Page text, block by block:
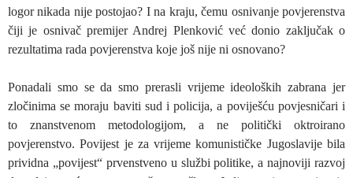
logor nikada nije postojao? I na kraju, čemu osnivanje povjerenstva
čiji je osnivač premijer Andrej Plenković već donio zaključak o
rezultatima rada povjerenstva koje još nije ni osnovano?
Ponadali smo se da smo prerasli vrijeme ideoloških zabrana jer
zločinima se moraju baviti sud i policija, a poviješću povjesničari i
to znanstvenom metodologijom, a ne politički oktroirano
povjerenstvo. Povijest je za vrijeme komunističke Jugoslavije bila
prividna „povijest“ prvenstveno u službi politike, a najnoviji razvoj